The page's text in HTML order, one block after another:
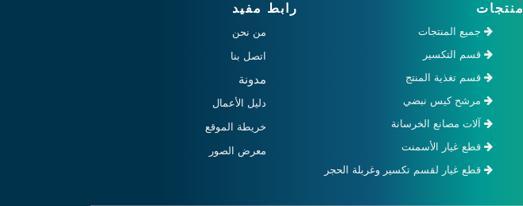
منتجات
جميع المنتجات
قسم التكسير
قسم تغذية المنتج
مرشح كيس نبضي
آلات مصانع الخرسانة
قطع غيار الأسمنت
قطع غيار لقسم تكسير وغربلة الحجر
رابط مفيد
من نحن
اتصل بنا
مدونة
دليل الأعمال
خريطة الموقع
معرض الصور